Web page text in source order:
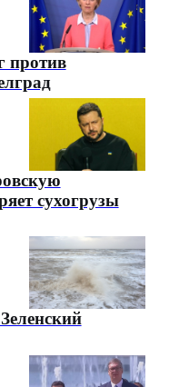
против
сухогрузы